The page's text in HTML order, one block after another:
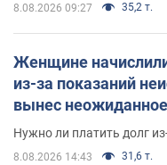
8.08.2026 09:27 35,2 т.
Женщине
из-за показаний
вынес
Нужно ли платить долг
8.08.2026 14:43 31,6 т.